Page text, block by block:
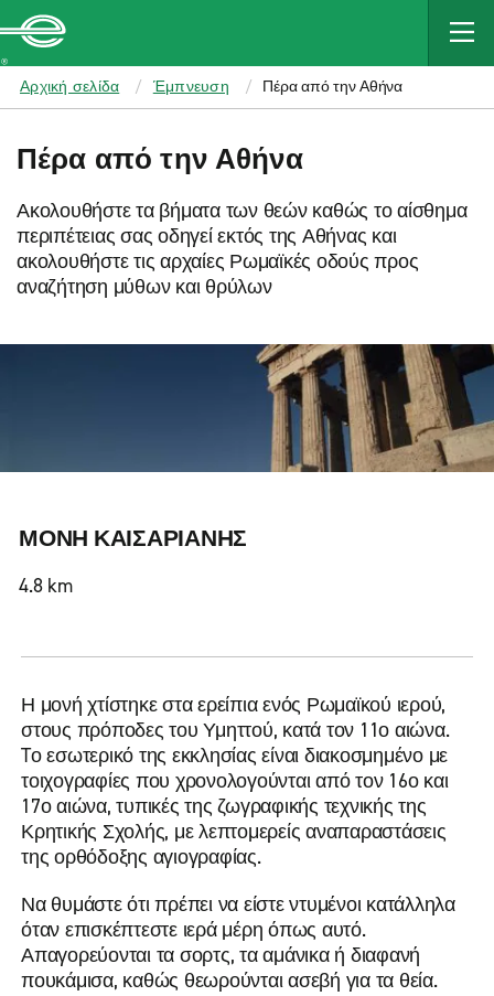
MAIN
CONTENT
Enterprise
Αρχική σελίδα Έμπνευση Πέρα από την Αθήνα
Πέρα από την Αθήνα
Ακολουθήστε τα βήματα των θεών καθώς το αίσθημα
περιπέτειας σας οδηγεί εκτός της Αθήνας και
ακολουθήστε τις αρχαίες Ρωμαϊκές οδούς προς
αναζήτηση μύθων και θρύλων
ΜΟΝΗ ΚΑΙΣΑΡΙΑΝΗΣ
4.8 km
Η μονή χτίστηκε στα ερείπια ενός Ρωμαϊκού ιερού,
στους πρόποδες του Υμηττού, κατά τον 11ο αιώνα.
Tο εσωτερικό της εκκλησίας είναι διακοσμημένο με
τοιχογραφίες που χρονολογούνται από τον 16ο και
17ο αιώνα, τυπικές της ζωγραφικής τεχνικής της
Κρητικής Σχολής, με λεπτομερείς αναπαραστάσεις
της ορθόδοξης αγιογραφίας.
Να θυμάστε ότι πρέπει να είστε ντυμένοι κατάλληλα
όταν επισκέπτεστε ιερά μέρη όπως αυτό.
Απαγορεύονται τα σορτς, τα αμάνικα ή διαφανή
πουκάμισα, καθώς θεωρούνται ασεβή για τα θεία.